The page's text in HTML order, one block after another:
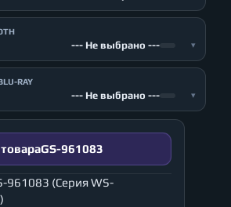
--- Не выбрано --- ▾
RAY
--- Не выбрано --- ▾
GS-961083
961083 (Серия WS-